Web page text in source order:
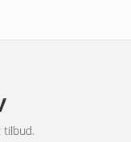
separat.